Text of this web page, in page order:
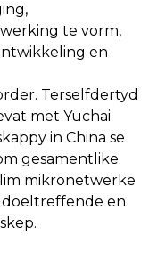
te vorm,
en
Terselfdertyd
met Yuchai
in China se
gesamentlike
mikronetwerke
doeltreffende en